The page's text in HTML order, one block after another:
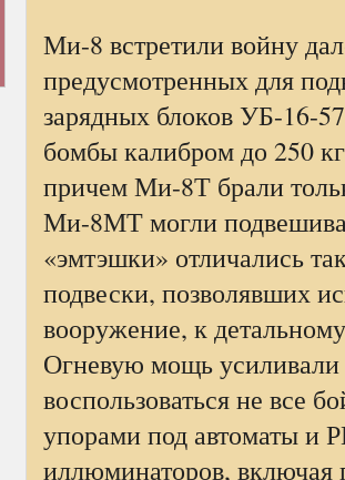
Ми-8 встретили войну
предусмотренных для
зарядных блоков УБ-
бомбы калибром до 250
причем Ми-8Т брали
Ми-8МТ могли
«эмтэшки» отличались
подвески, позволявших
вооружение, к
Огневую мощь усиливали
воспользоваться не все
упорами под автоматы и
иллюминаторов,